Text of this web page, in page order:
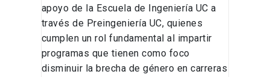
apoyo de la Escuela de Ingeniería UC a
través de Preingeniería UC, quienes
cumplen un rol fundamental al impartir
programas que tienen como foco
disminuir la brecha de género en carreras